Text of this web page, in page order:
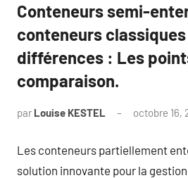
Conteneurs semi-
conteneurs
différences : Les
comparaison.
par Louise KESTEL octobre 16,
Les conteneurs partiellement
solution innovante pour la